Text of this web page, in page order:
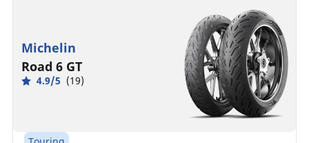
Michelin
Road 6 GT
4.9/5 (19)